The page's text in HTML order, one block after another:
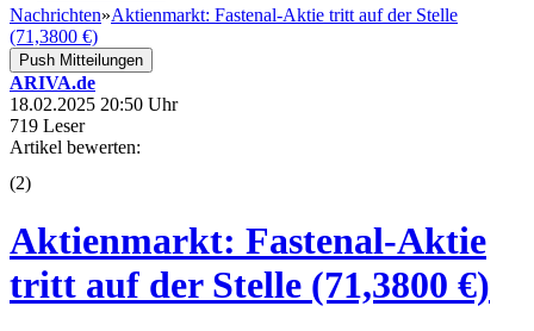
Nachrichten»Aktienmarkt: Fastenal-Aktie tritt auf der Stelle
(71,3800 €)
Push Mitteilungen
ARIVA.de
18.02.2025 20:50 Uhr
719 Leser
Artikel bewerten:
(2)
Aktienmarkt: Fastenal-Aktie
tritt auf der Stelle (71,3800 €)